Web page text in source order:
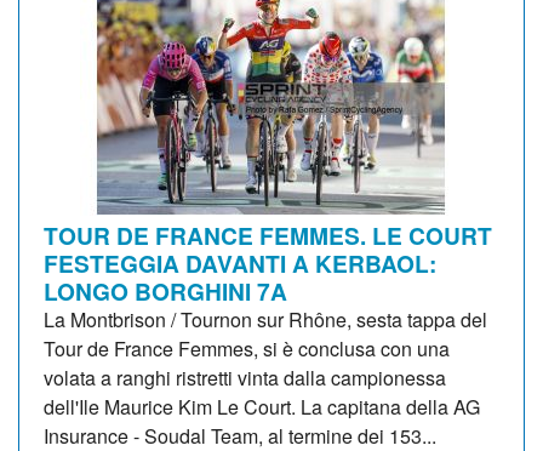
TOUR DE FRANCE FEMMES. LE COURT
FESTEGGIA DAVANTI A KERBAOL:
LONGO BORGHINI 7A
La Montbrison / Tournon sur Rhône, sesta tappa del
Tour de France Femmes, si è conclusa con una
volata a ranghi ristretti vinta dalla campionessa
dell'Ile Maurice Kim Le Court. La capitana della AG
Insurance - Soudal Team, al termine dei 153...